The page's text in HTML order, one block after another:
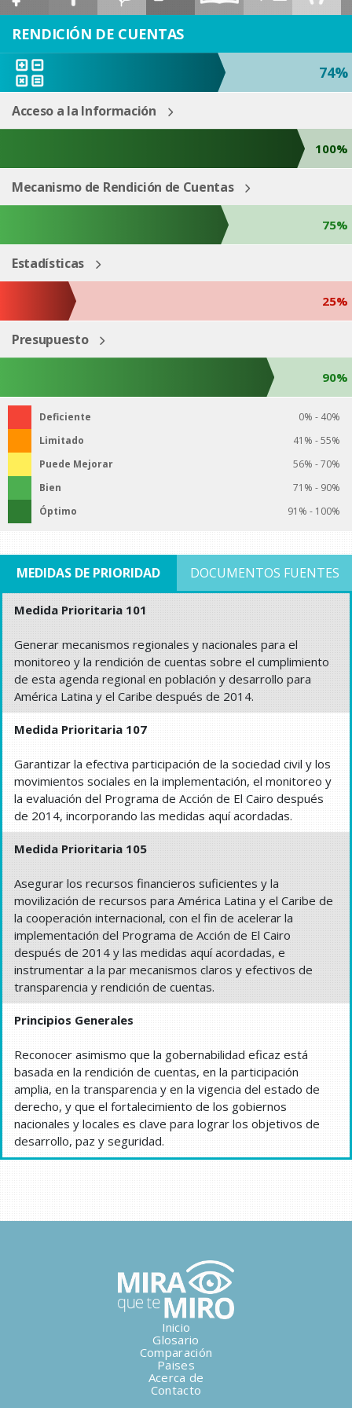
ESP ENG
RENDICIÓN DE CUENTAS
74%
Acceso a la Información
100%
Mecanismo de Rendición de Cuentas
75%
Estadísticas
25%
Presupuesto
90%
Deficiente
0% - 40%
Limitado
41% - 55%
Puede Mejorar
56% - 70%
Bien
71% - 90%
Óptimo
91% - 100%
MEDIDAS DE PRIORIDAD DOCUMENTOS FUENTES
Medida Prioritaria 101
Generar mecanismos regionales y nacionales para el
monitoreo y la rendición de cuentas sobre el cumplimiento
de esta agenda regional en población y desarrollo para
América Latina y el Caribe después de 2014.
Medida Prioritaria 107
Garantizar la efectiva participación de la sociedad civil y los
movimientos sociales en la implementación, el monitoreo y
la evaluación del Programa de Acción de El Cairo después
de 2014, incorporando las medidas aquí acordadas.
Medida Prioritaria 105
Asegurar los recursos financieros suficientes y la
movilización de recursos para América Latina y el Caribe de
la cooperación internacional, con el fin de acelerar la
implementación del Programa de Acción de El Cairo
después de 2014 y las medidas aquí acordadas, e
instrumentar a la par mecanismos claros y efectivos de
transparencia y rendición de cuentas.
Principios Generales
Reconocer asimismo que la gobernabilidad eficaz está
basada en la rendición de cuentas, en la participación
amplia, en la transparencia y en la vigencia del estado de
derecho, y que el fortalecimiento de los gobiernos
nacionales y locales es clave para lograr los objetivos de
desarrollo, paz y seguridad.
Inicio
Glosario
Comparación
Paises
Acerca de
Contacto